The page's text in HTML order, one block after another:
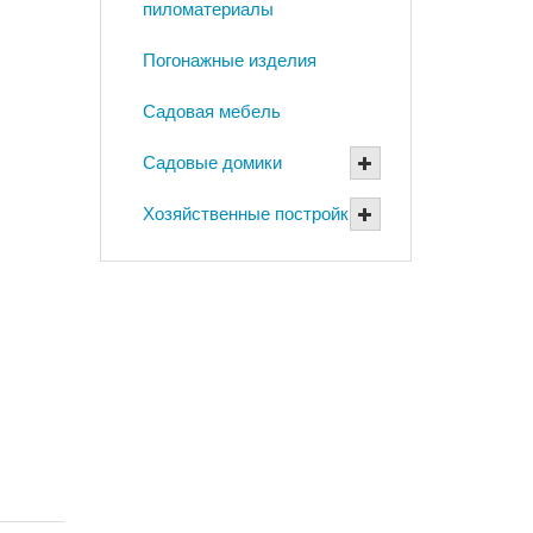
пиломатериалы
Погонажные изделия
Садовая мебель
Садовые домики
Хозяйственные постройки